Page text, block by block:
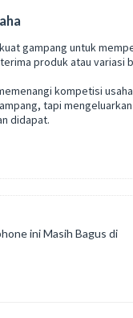
gampang untuk
produk atau variasi
kompetisi
tapi
didapat.
ini Masih Bagus di